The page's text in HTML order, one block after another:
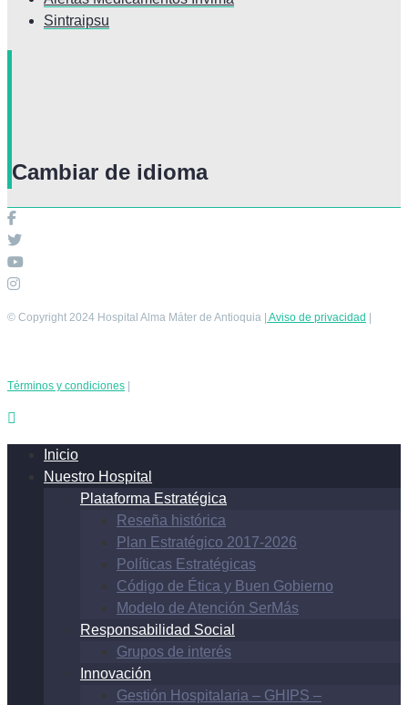
Sintraipsu
Cambiar de idioma
© Copyright 2024 Hospital Alma Máter de Antioquia | Aviso de privacidad
Términos y condiciones
Inicio
Nuestro Hospital
Plataforma Estratégica
Reseña histórica
Plan Estratégico 2017-2026
Políticas Estratégicas
Código de Ética y Buen Gobierno
Modelo de Atención SerMás
Responsabilidad Social
Grupos de interés
Innovación
Gestión Hospitalaria – GHIPS –